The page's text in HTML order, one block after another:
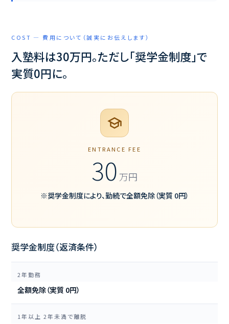
COST — 費用について（誠実にお伝えします）
入塾料は30万円。ただし「奨学金制度」で
実質0円に。
school
ENTRANCE FEE
30 万円
※奨学金制度により、勤続で全額免除（実質 0円）
奨学金制度（返済条件）
2年勤務
全額免除（実質 0円）
1年以上 2年未満で離脱